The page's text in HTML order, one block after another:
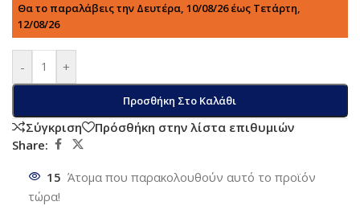
Θα το παραλάβεις την Δευτέρα, 10/08/26 έως Τετάρτη,
12/08/26
- +
Προσθήκη Στο Καλάθι
Σύγκριση
Πρόσθήκη στην λίστα επιθυμιών
Share:
15 Άτομα που παρακολουθούν αυτό το προϊόν
τώρα!